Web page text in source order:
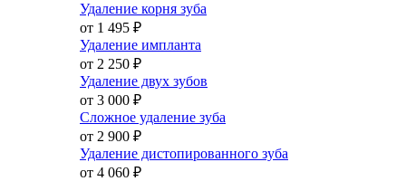
Удаление корня зуба
от 1 495 ₽
Удаление импланта
от 2 250 ₽
Удаление двух зубов
от 3 000 ₽
Сложное удаление зуба
от 2 900 ₽
Удаление дистопированного зуба
от 4 060 ₽